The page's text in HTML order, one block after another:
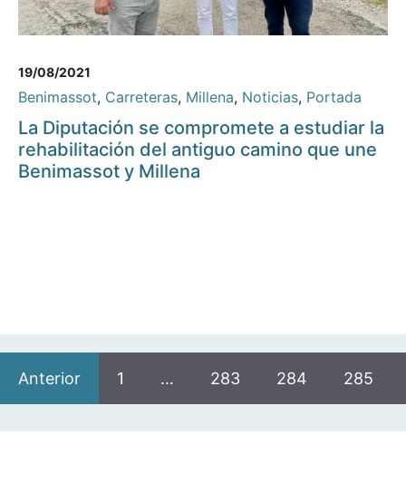
19/08/2021
Benimassot, Carreteras, Millena, Noticias, Portada
La Diputación se compromete a estudiar la
rehabilitación del antiguo camino que une
Benimassot y Millena
Anterior 1 … 283 284 285